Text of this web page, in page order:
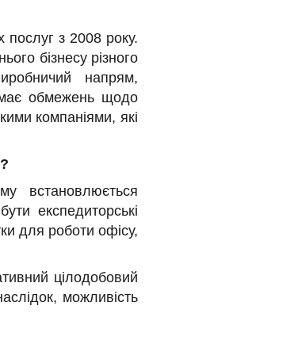
послуг з 2008 року.
бізнесу різного
напрям,
обмежень щодо
компаніями, які
встановлюється
експедиторські
для роботи офісу,
цілодобовий
можливість